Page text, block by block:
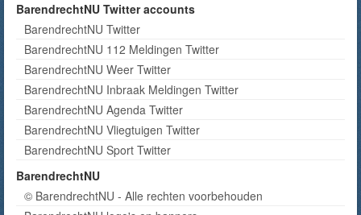
BarendrechtNU Twitter accounts
BarendrechtNU Twitter
BarendrechtNU 112 Meldingen Twitter
BarendrechtNU Weer Twitter
BarendrechtNU Inbraak Meldingen Twitter
BarendrechtNU Agenda Twitter
BarendrechtNU Vliegtuigen Twitter
BarendrechtNU Sport Twitter
BarendrechtNU
© BarendrechtNU - Alle rechten voorbehouden